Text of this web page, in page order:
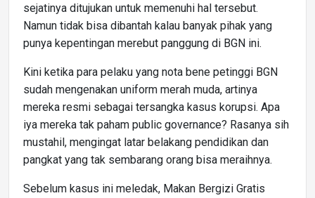
sejatinya ditujukan untuk memenuhi hal tersebut.
Namun tidak bisa dibantah kalau banyak pihak yang
punya kepentingan merebut panggung di BGN ini.
Kini ketika para pelaku yang nota bene petinggi BGN
sudah mengenakan uniform merah muda, artinya
mereka resmi sebagai tersangka kasus korupsi. Apa
iya mereka tak paham public governance? Rasanya sih
mustahil, mengingat latar belakang pendidikan dan
pangkat yang tak sembarang orang bisa meraihnya.
Sebelum kasus ini meledak, Makan Bergizi Gratis